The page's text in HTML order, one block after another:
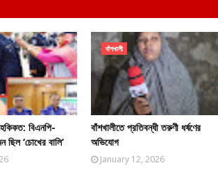
বিএনপি-
ছিল ‘চোখের বালি’
বাঁশখালী
বাঁশখালীতে প্রতিবন্ধী তরুণী ধর্ষণের
অভিযোগ
January 12, 2026